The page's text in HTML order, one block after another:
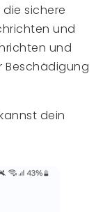
sichere
und
und
Beschädigung
dein